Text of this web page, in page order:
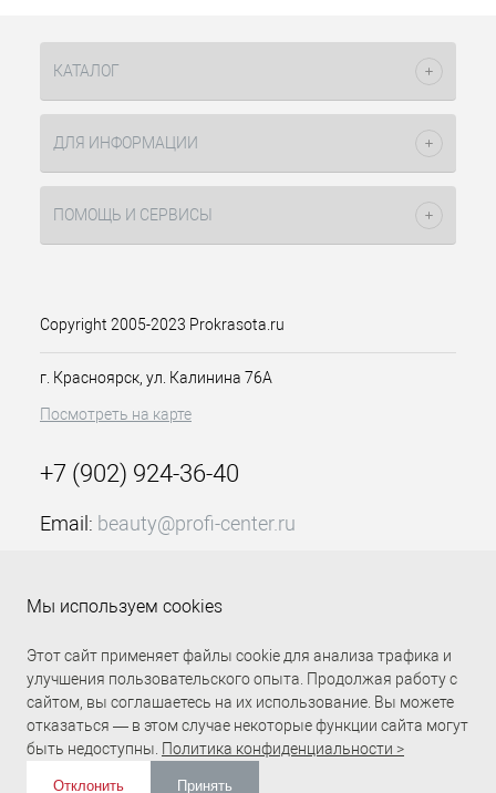
романтичные тона: фиолетовые и
бежевые и персиковые — и, конечно,
не обошлось без классического
содержат шиммер, придающий
покрытию эффект внутреннего
КАТАЛОГ
ДЛЯ ИНФОРМАЦИИ
ПОМОЩЬ И СЕРВИСЫ
Copyright 2005-2023 Prokrasota.ru
г. Красноярск, ул. Калинина 76А
Посмотреть на карте
+7 (902) 924-36-40
Email: beauty@profi-center.ru
Прямая связь Profi Center
Мы используем cookies
Этот сайт применяет файлы cookie для анализа трафика и
улучшения пользовательского опыта. Продолжая работу с
сайтом, вы соглашаетесь на их использование. Вы можете
отказаться — в этом случае некоторые функции сайта могут
быть недоступны. Политика конфиденциальности >
Отклонить Принять